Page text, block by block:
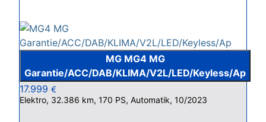
MG MG4 MG
Garantie/ACC/DAB/KLIMA/V2L/LED/Keyless/Ap
17.999 €
Elektro, 32.386 km, 170 PS, Automatik, 10/2023